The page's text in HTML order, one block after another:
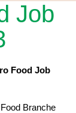
Job
Food Job
Branche